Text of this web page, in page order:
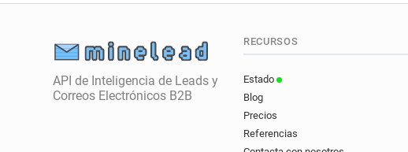
API de Inteligencia de Leads y
Correos Electrónicos B2B
RECURSOS
Estado
Blog
Precios
Referencias